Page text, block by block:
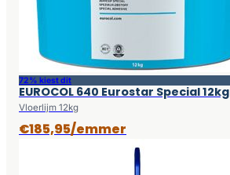
72% kiest dit
EUROCOL 640 Eurostar Special 12kg
Vloerlijm 12kg
€185,95/emmer